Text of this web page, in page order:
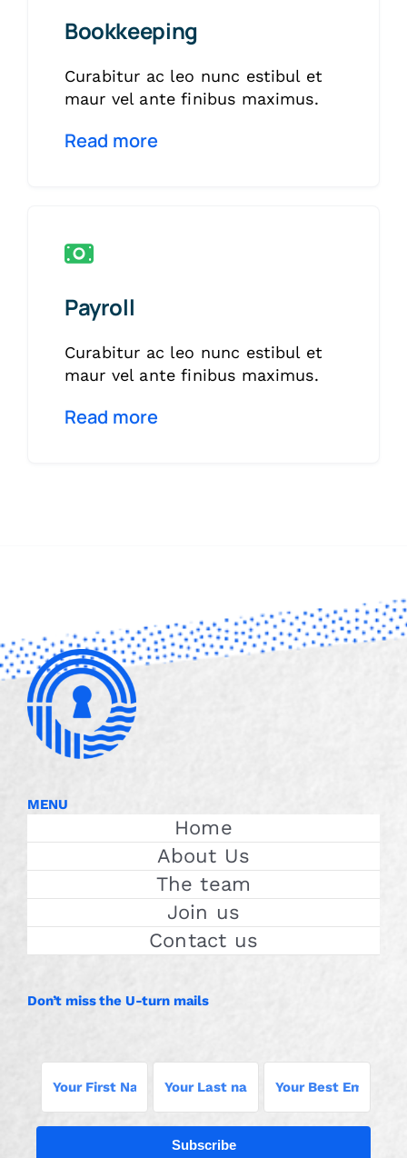
Bookkeeping
Curabitur ac leo nunc estibul et
maur vel ante finibus maximus.
Read more
Payroll
Curabitur ac leo nunc estibul et
maur vel ante finibus maximus.
Read more
MENU
Home
About Us
The team
Join us
Contact us
Don’t miss the U-turn mails
Subscribe